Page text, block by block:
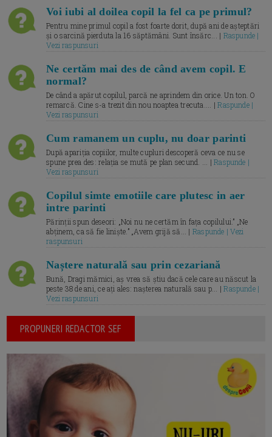
Voi iubi al doilea copil la fel ca pe primul?
Pentru mine primul copil a fost foarte dorit, după ani de așteptări
și o sarcină pierduta la 16 săptămâni. Sunt însărc... | Raspunde |
Vezi raspunsuri
Ne certăm mai des de când avem copil. E
normal?
De când a apărut copilul, parcă ne aprindem din orice. Un ton. O
remarcă. Cine s-a trezit din nou noaptea trecuta.... |Raspunde |
Vezi raspunsuri
Cum ramanem un cuplu, nu doar parinti
După apariția copiilor, multe cupluri descoperă ceva ce nu se
spune prea des: relația se mută pe plan secund. ... |Raspunde |
Vezi raspunsuri
Copilul simte emotiile care plutesc in aer
intre parinti
Părinții spun deseori: „Noi nu ne certăm în fața copilului.” „Ne
abținem, ca să fie liniște.” „Avem grijă să... | Raspunde | Vezi
raspunsuri
Naștere naturală sau prin cezariană
Bună, Dragi mămici, aș vrea să știu dacă cele care au născut la
peste 38 de ani, ce ați ales: nașterea naturală sau p... |Raspunde |
Vezi raspunsuri
PROPUNERI REDACTOR SEF